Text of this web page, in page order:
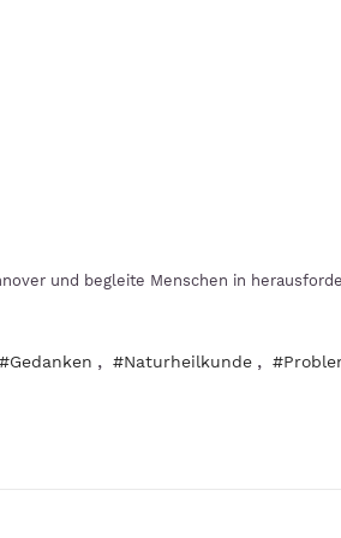
und begleite Menschen in
#Gedanken , #Naturheilkunde ,